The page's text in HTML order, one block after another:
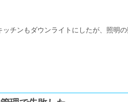
ッチンもダウンライトにしたが、照明